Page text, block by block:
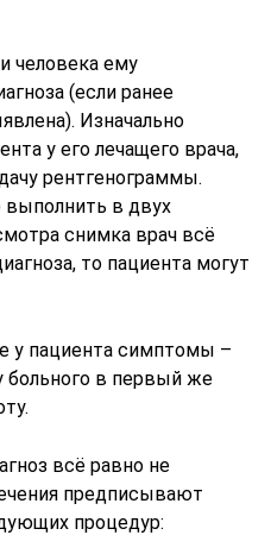
человека ему
(если ранее
Изначально
у его лечащего врача,
рентгенограммы.
выполнить в двух
снимка врач всё
то пациента могут
у пациента симптомы –
больного в первый же
всё равно не
предписывают
процедур: